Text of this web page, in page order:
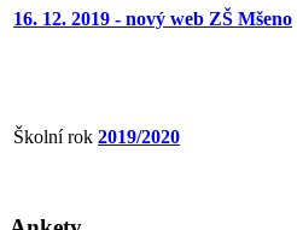
16. 12. 2019 - nový web ZŠ Mšeno
Školní rok 2019/2020